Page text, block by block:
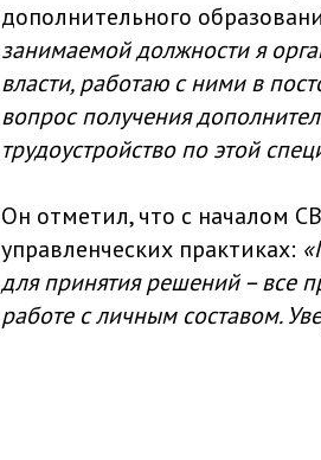
дополнительного
занимаемой должности я
власти, работаю с ними в
вопрос получения
трудоустройство по этой
Он отметил, что с началом
управленческих практиках:
для принятия решений – все
работе с личным составом.